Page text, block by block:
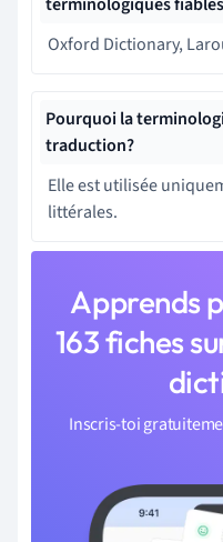
Oxford Dictionary,
Pourquoi la
traduction?
Elle est utilisée
littérales.
Apprends
163 fiches
Inscris-toi